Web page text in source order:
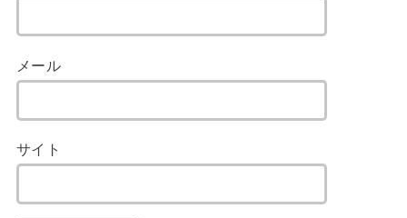
メール
サイト